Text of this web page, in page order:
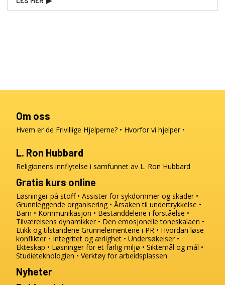
Om oss
Hvem er de Frivillige Hjelperne? Hvorfor vi hjelper
L. Ron Hubbard
Religionens innflytelse i samfunnet av L. Ron Hubbard
Gratis kurs online
Løsninger på stoff
Assister for sykdommer og skader
Grunnleggende organisering
Årsaken til undertrykkelse
Barn
Kommunikasjon
Bestanddelene i forståelse
Tilværelsens dynamikker
Den emosjonelle toneskalaen
Etikk og tilstandene Grunnelementene i PR
Hvordan løse
konflikter
Integritet og ærlighet
Undersøkelser
Ekteskap
Løsninger for et farlig miljø
Siktemål og mål
Studieteknologien
Verktøy for arbeidsplassen
Nyheter